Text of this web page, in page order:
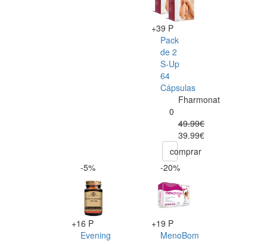
+39 P
Pack
de 2
S-Up
64
Cápsulas
Fharmonat
0
49.99€
39.99€
comprar
-5%
+16 P
Evening
-20%
+19 P
MenoBom